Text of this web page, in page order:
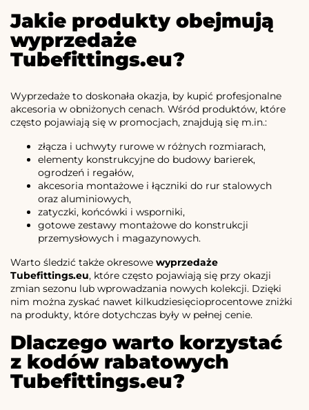
Jakie produkty obejmują
wyprzedaże
Tubefittings.eu?
Wyprzedaże to doskonała okazja, by kupić profesjonalne
akcesoria w obniżonych cenach. Wśród produktów, które
często pojawiają się w promocjach, znajdują się m.in.:
złącza i uchwyty rurowe w różnych rozmiarach,
elementy konstrukcyjne do budowy barierek,
ogrodzeń i regałów,
akcesoria montażowe i łączniki do rur stalowych
oraz aluminiowych,
zatyczki, końcówki i wsporniki,
gotowe zestawy montażowe do konstrukcji
przemysłowych i magazynowych.
Warto śledzić także okresowe wyprzedaże
Tubefittings.eu, które często pojawiają się przy okazji
zmian sezonu lub wprowadzania nowych kolekcji. Dzięki
nim można zyskać nawet kilkudziesięcioprocentowe zniżki
na produkty, które dotychczas były w pełnej cenie.
Dlaczego warto korzystać
z kodów rabatowych
Tubefittings.eu?